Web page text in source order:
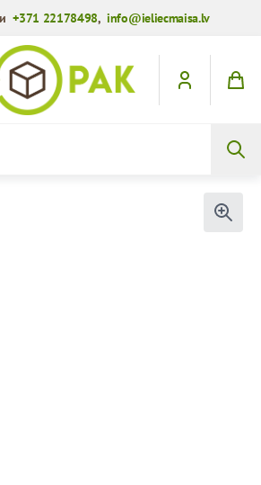
+371 22178498,info@ieliecmaisa.lv